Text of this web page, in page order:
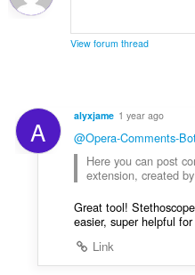
View forum thread
A alyxjame 1 year ago
@Opera-Comments-
Here you can post
extension, created by
Great tool!
easier, super helpful
Link